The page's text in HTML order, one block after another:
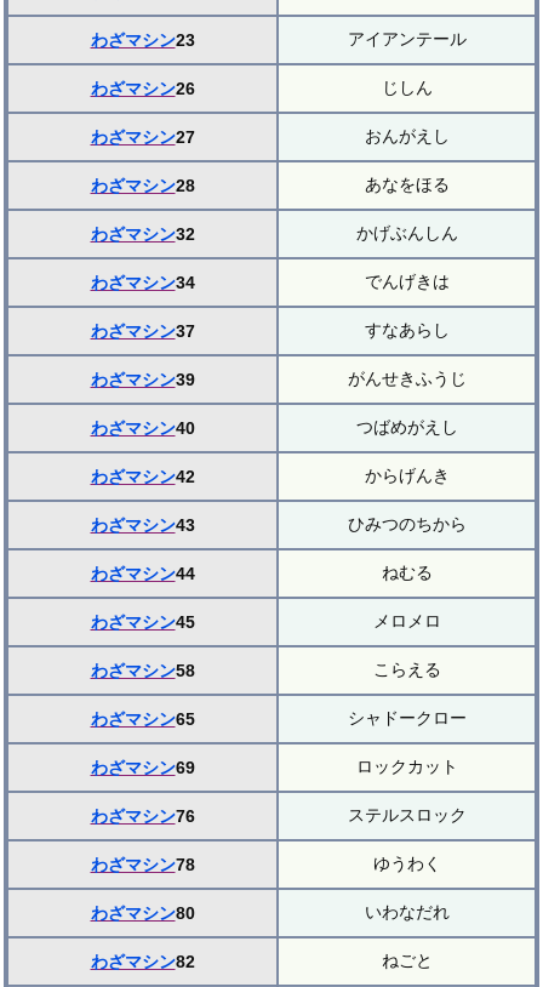
わざマシン23 アイアンテール
わざマシン26 じしん
わざマシン27 おんがえし
わざマシン28 あなをほる
わざマシン32 かげぶんしん
わざマシン34 でんげきは
わざマシン37 すなあらし
わざマシン39 がんせきふうじ
わざマシン40 つばめがえし
わざマシン42 からげんき
わざマシン43 ひみつのちから
わざマシン44 ねむる
わざマシン45 メロメロ
わざマシン58 こらえる
わざマシン65 シャドークロー
わざマシン69 ロックカット
わざマシン76 ステルスロック
わざマシン78 ゆうわく
わざマシン80 いわなだれ
わざマシン82 ねごと